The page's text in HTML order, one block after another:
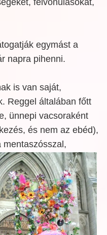
felvonulásokat,
egymást a
napra pihenni.
is van saját,
Reggel általában főtt
ünnepi vacsoraként
és nem az ebéd),
mentaszósszal,